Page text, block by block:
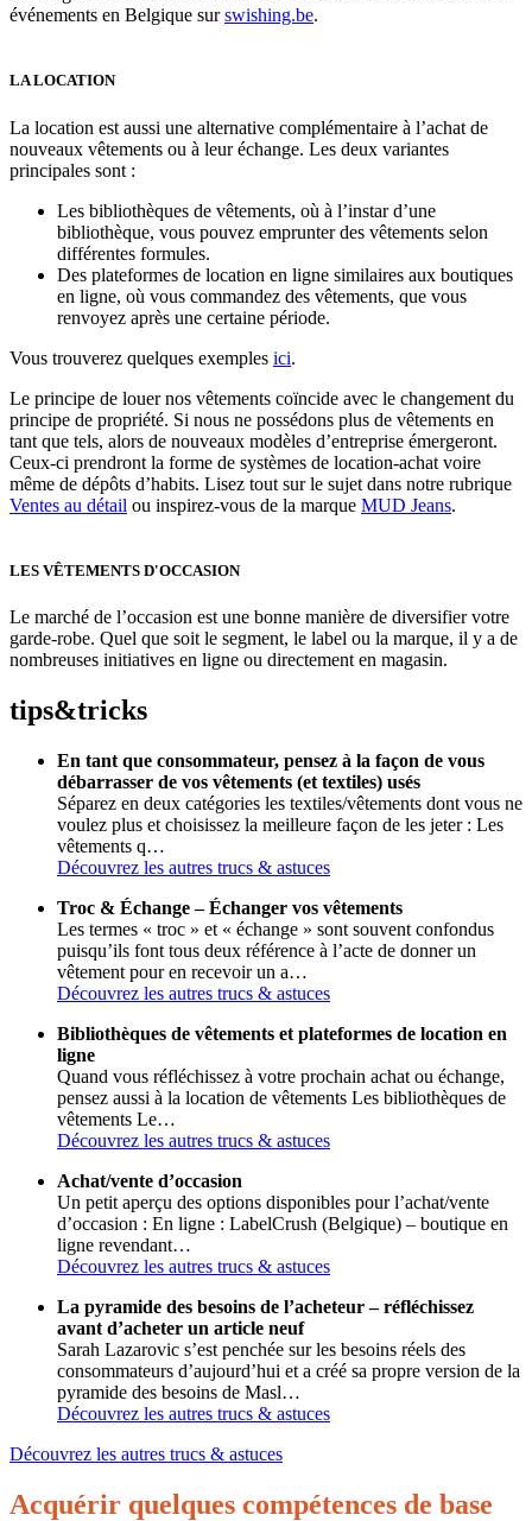
événements en Belgique surswishing.be.
LA LOCATION
La location est aussi une alternative complémentaire à l’achat de
nouveaux vêtements ou à leur échange. Les deux variantes
principales sont :
Les bibliothèques de vêtements, où à l’instar d’une
bibliothèque, vous pouvez emprunter des vêtements selon
différentes formules.
Des plateformes de location en ligne similaires aux boutiques
en ligne, où vous commandez des vêtements, que vous
renvoyez après une certaine période.
Vous trouverez quelques exemples ici.
Le principe de louer nos vêtements coïncide avec le changement du
principe de propriété. Si nous ne possédons plus de vêtements en
tant que tels, alors de nouveaux modèles d’entreprise émergeront.
Ceux-ci prendront la forme de systèmes de location-achat voire
même de dépôts d’habits. Lisez tout sur le sujet dans notre rubrique
Ventes au détail ou inspirez-vous de la marque MUD Jeans.
LES VÊTEMENTS D'OCCASION
Le marché de l’occasion est une bonne manière de diversifier votre
garde-robe. Quel que soit le segment, le label ou la marque, il y a de
nombreuses initiatives en ligne ou directement en magasin.
tips&tricks
En tant que consommateur, pensez à la façon de vous
débarrasser de vos vêtements (et textiles) usés
Séparez en deux catégories les textiles/vêtements dont vous ne
voulez plus et choisissez la meilleure façon de les jeter : Les
vêtements q…
Découvrez les autres trucs & astuces
Troc & Échange – Échanger vos vêtements
Les termes « troc » et « échange » sont souvent confondus
puisqu’ils font tous deux référence à l’acte de donner un
vêtement pour en recevoir un a…
Découvrez les autres trucs & astuces
Bibliothèques de vêtements et plateformes de location en
ligne
Quand vous réfléchissez à votre prochain achat ou échange,
pensez aussi à la location de vêtements Les bibliothèques de
vêtements Le…
Découvrez les autres trucs & astuces
Achat/vente d’occasion
Un petit aperçu des options disponibles pour l’achat/vente
d’occasion : En ligne : LabelCrush (Belgique) – boutique en
ligne revendant…
Découvrez les autres trucs & astuces
La pyramide des besoins de l’acheteur – réfléchissez
avant d’acheter un article neuf
Sarah Lazarovic s’est penchée sur les besoins réels des
consommateurs d’aujourd’hui et a créé sa propre version de la
pyramide des besoins de Masl…
Découvrez les autres trucs & astuces
Découvrez les autres trucs & astuces
Acquérir quelques compétences de base